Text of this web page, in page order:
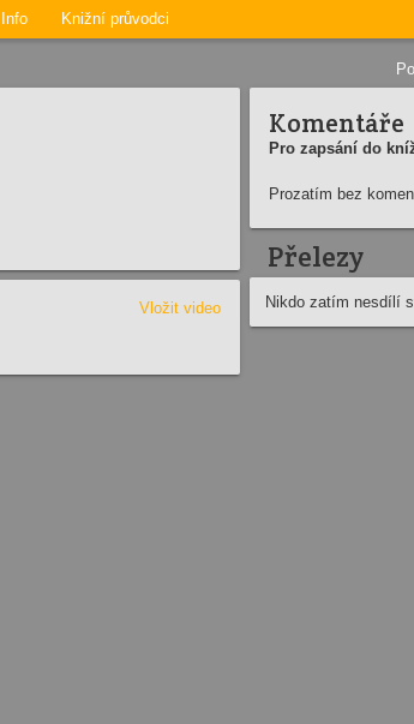
Info Knižní průvodci
Vložit video
Komentáře
Pro zapsání do
Prozatím bez
Přelezy
Nikdo zatím nesdílí